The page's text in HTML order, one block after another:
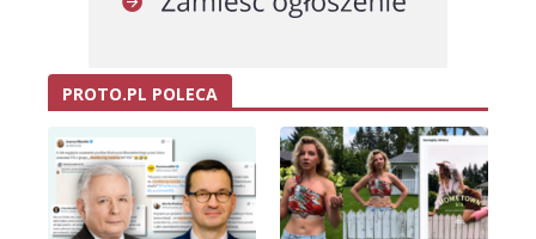
PROTO.PL POLECA